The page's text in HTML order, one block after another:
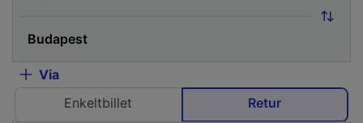
Via
Enkeltbillet
Retur